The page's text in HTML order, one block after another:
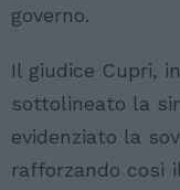
governo.
Il giudice Cupri,
sottolineato la
evidenziato la
rafforzando così